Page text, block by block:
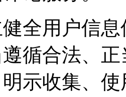
健全用户信
循合法、
示收集、